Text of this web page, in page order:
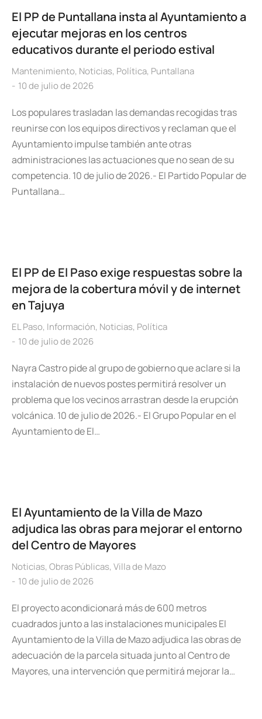
El PP de Puntallana insta al Ayuntamiento a
ejecutar mejoras en los centros
educativos durante el periodo estival
Mantenimiento, Noticias, Política, Puntallana
10 de julio de 2026
Los populares trasladan las demandas recogidas tras
reunirse con los equipos directivos y reclaman que el
Ayuntamiento impulse también ante otras
administraciones las actuaciones que no sean de su
competencia. 10 de julio de 2026.- El Partido Popular de
Puntallana…
El PP de El Paso exige respuestas sobre la
mejora de la cobertura móvil y de internet
en Tajuya
EL Paso, Información, Noticias, Política
10 de julio de 2026
Nayra Castro pide al grupo de gobierno que aclare si la
instalación de nuevos postes permitirá resolver un
problema que los vecinos arrastran desde la erupción
volcánica. 10 de julio de 2026.- El Grupo Popular en el
Ayuntamiento de El…
El Ayuntamiento de la Villa de Mazo
adjudica las obras para mejorar el entorno
del Centro de Mayores
Noticias, Obras Públicas, Villa de Mazo
10 de julio de 2026
El proyecto acondicionará más de 600 metros
cuadrados junto a las instalaciones municipales El
Ayuntamiento de la Villa de Mazo adjudica las obras de
adecuación de la parcela situada junto al Centro de
Mayores, una intervención que permitirá mejorar la…